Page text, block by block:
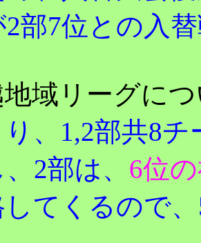
部7位との入
域リーグに
、1,2部共8チ
2部は、 6位
してくるので